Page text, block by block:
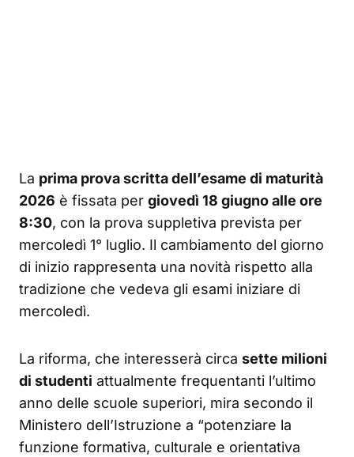
La prima prova scritta dell’esame di maturità
2026 è fissata per giovedì 18 giugno alle ore
8:30, con la prova suppletiva prevista per
mercoledì 1° luglio. Il cambiamento del giorno
di inizio rappresenta una novità rispetto alla
tradizione che vedeva gli esami iniziare di
mercoledì.
La riforma, che interesserà circa sette milioni
di studenti attualmente frequentanti l’ultimo
anno delle scuole superiori, mira secondo il
Ministero dell’Istruzione a “potenziare la
funzione formativa, culturale e orientativa